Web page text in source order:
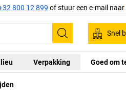
800 12 899 of stuur een e-mail naar
Zoeken
Snel
Verpakking Goed om